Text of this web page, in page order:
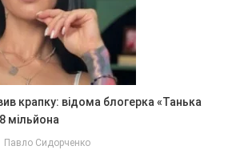
крапку: відома блогерка «Танька
мільйона
Павло Сидорченко